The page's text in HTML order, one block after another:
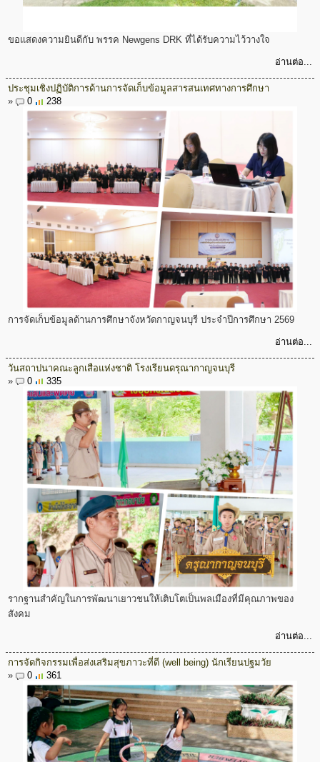
ขอแสดงความยินดีกับ พรรค Newgens DRK ที่ได้รับความไว้วางใจ
อ่านต่อ...
ประชุมเชิงปฏิบัติการด้านการจัดเก็บข้อมูลสารสนเทศทางการศึกษา
»
0 238
การจัดเก็บข้อมูลด้านการศึกษาจังหวัดกาญจนบุรี ประจำปีการศึกษา 2569
อ่านต่อ...
วันสถาปนาคณะลูกเสือแห่งชาติ โรงเรียนดรุณากาญจนบุรี
»
0 335
รากฐานสำคัญในการพัฒนาเยาวชนให้เติบโตเป็นพลเมืองที่มีคุณภาพของ
สังคม
อ่านต่อ...
การจัดกิจกรรมเพื่อส่งเสริมสุขภาวะที่ดี (well being) นักเรียนปฐมวัย
»
0 361